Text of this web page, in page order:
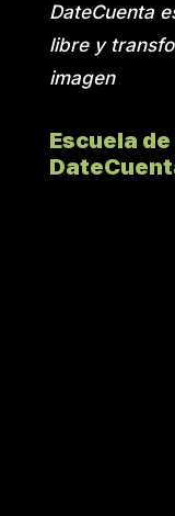
DateCuenta
libre y
imagen
Escuela